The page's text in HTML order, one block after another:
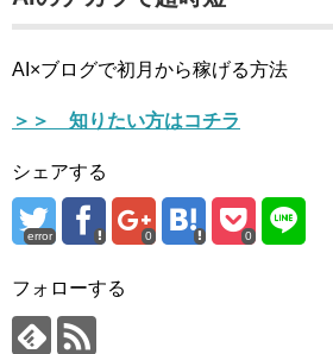
AI×ブログで初月から稼げる方法
＞＞ 知りたい方はコチラ
シェアする
error 0 0
フォローする